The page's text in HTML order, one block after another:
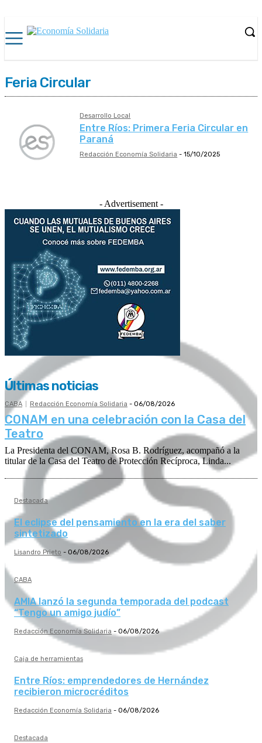
Feria Circular
Desarrollo Local
Entre Ríos: Primera Feria Circular en
Paraná
Redacción Economía Solidaria - 15/10/2025
- Advertisement -
Últimas noticias
CABA Redacción Economía Solidaria - 06/08/2026
CONAM en una celebración con la Casa del
Teatro
La Presidenta del CONAM, Rosa B. Rodríguez, acompañó a la
titular de la Casa del Teatro de Protección Recíproca, Linda...
Destacada
El eclipse del pensamiento en la era del saber
sintetizado
Lisandro Prieto - 06/08/2026
CABA
AMIA lanzó la segunda temporada del podcast
“Tengo un amigo judío”
Redacción Economía Solidaria - 06/08/2026
Caja de herramientas
Entre Ríos: emprendedores de Hernández
recibieron microcréditos
Redacción Economía Solidaria - 06/08/2026
Destacada